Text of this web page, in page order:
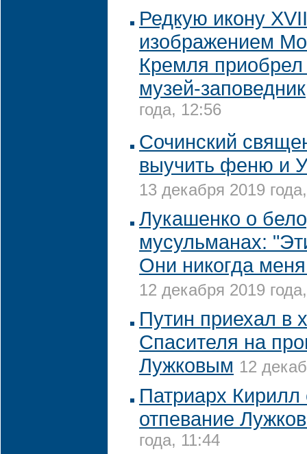
Редкую икону
изображением
Кремля приобрел
музей-заповедник
года, 12:56
Сочинский
выучить феню и
13 декабря 2019
Лукашенко о
мусульманах:
Они никогда
12 декабря 2019
Путин приехал в
Спасителя на
Лужковым 12
Патриарх
отпевание
года, 11:44